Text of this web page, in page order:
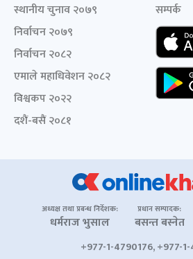
स्थानीय चुनाव २०७९
निर्वाचन २०७९
निर्वाचन २०८२
एमाले महाधिवेशन २०८२
विश्वकप २०२२
दशैं-बसैं २०८१
सम्पर्क
अध्यक्ष तथा प्रबन्ध निर्देशक:
धर्मराज भुसाल
प्रधान सम्पादक:
बसन्त बस्नेत
+977-1-4790176, +977-